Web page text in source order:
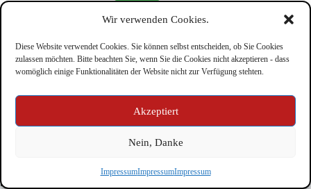
Wir verwenden Cookies.
Diese Website verwendet Cookies. Sie können selbst entscheiden, ob Sie Cookies
zulassen möchten. Bitte beachten Sie, wenn Sie die Cookies nicht akzeptieren - dass
womöglich einige Funktionalitäten der Website nicht zur Verfügung stehten.
Akzeptiert
Nein, Danke
ImpressumImpressumImpressum
Copyright © Feuerwehr Kirchbichl 2026 - WordPress Theme
by